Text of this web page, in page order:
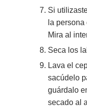
Si
la
Mira al
Seca los
Lava el
sacúdelo
guárdalo
secado al